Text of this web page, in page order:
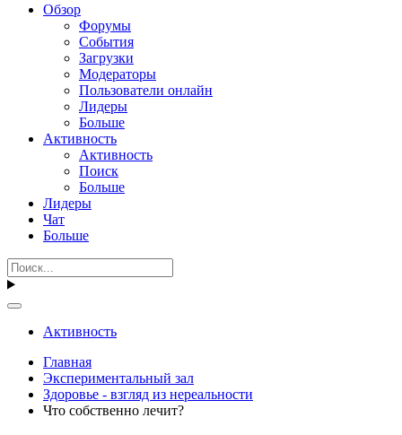
Обзор
Форумы
События
Загрузки
Модераторы
Пользователи онлайн
Лидеры
Больше
Активность
Активность
Поиск
Больше
Лидеры
Чат
Больше
Активность
Главная
Экспериментальный зал
Здоровье - взгляд из нереальности
Что собственно лечит?